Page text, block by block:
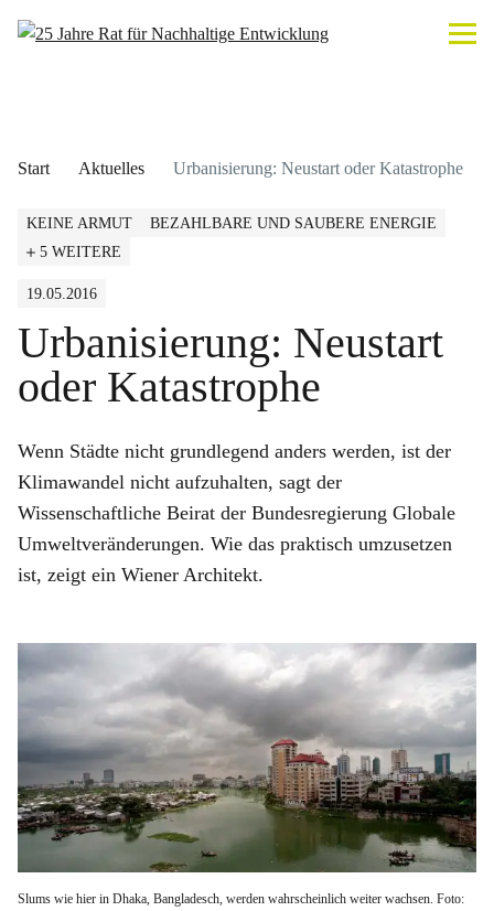
Start Aktuelles Urbanisierung: Neustart oder Katastrophe
KEINE ARMUT
BEZAHLBARE UND SAUBERE ENERGIE
5 WEITERE
19.05.2016
Urbanisierung: Neustart
oder Katastrophe
Wenn Städte nicht grundlegend anders werden, ist der
Klimawandel nicht aufzuhalten, sagt der
Wissenschaftliche Beirat der Bundesregierung Globale
Umweltveränderungen. Wie das praktisch umzusetzen
ist, zeigt ein Wiener Architekt.
Slums wie hier in Dhaka, Bangladesch, werden wahrscheinlich weiter wachsen. Foto: